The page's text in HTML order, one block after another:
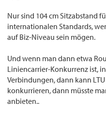
Nur sind 104 cm Sitzabstand
internationalen Standards,
auf Biz-Niveau sein mögen.
Und wenn man dann etwa
Liniencarrier-Konkurrenz ist,
Verbindungen, dann kann
konkurrieren, dann müsste
anbieten..